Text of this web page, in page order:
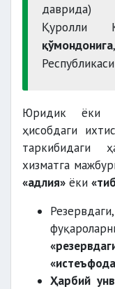
даврида)
Қуролли
қўмондонига
Республикаси
Юридик ёки
ҳисобдаги
таркибидаги
хизматга
«адлия» ёки
Ҳарбий